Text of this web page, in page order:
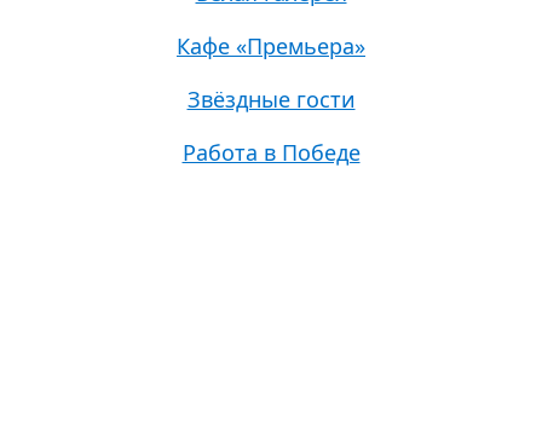
Кафе «Премьера»
Звёздные гости
Работа в Победе